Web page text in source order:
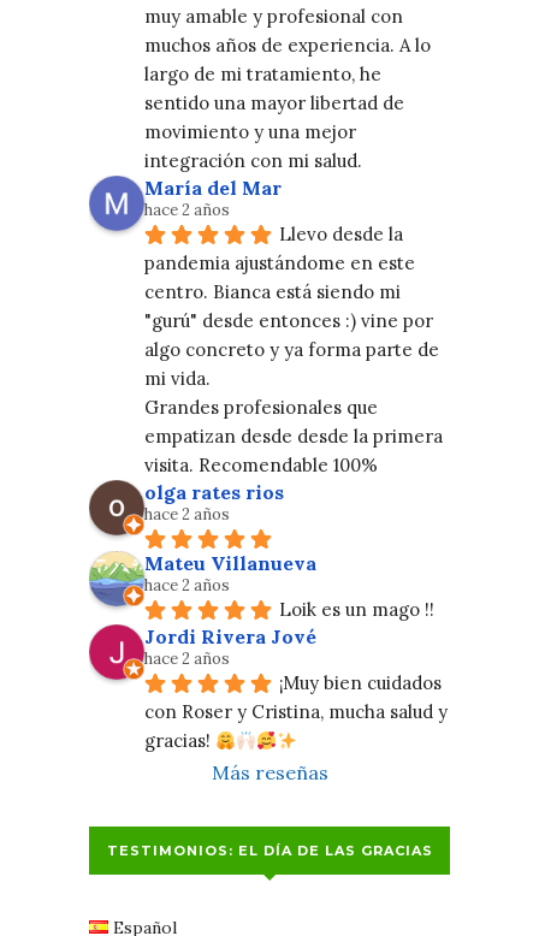
muy amable y profesional con
muchos años de experiencia. A lo
largo de mi tratamiento, he
sentido una mayor libertad de
movimiento y una mejor
integración con mi salud.
María del Mar
hace 2 años
Llevo desde la
pandemia ajustándome en este
centro. Bianca está siendo mi
"gurú" desde entonces :) vine por
algo concreto y ya forma parte de
mi vida.
Grandes profesionales que
empatizan desde desde la primera
visita. Recomendable 100%
olga rates rios
hace 2 años
Mateu Villanueva
hace 2 años
Loik es un mago !!
Jordi Rivera Jové
hace 2 años
¡Muy bien cuidados
con Roser y Cristina, mucha salud y
gracias!
Más reseñas
TESTIMONIOS: EL DÍA DE LAS GRACIAS
Español